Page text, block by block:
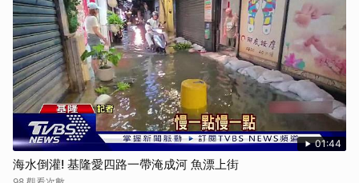
01:44
海水倒灌! 基隆愛四路一帶淹成河 魚漂上街